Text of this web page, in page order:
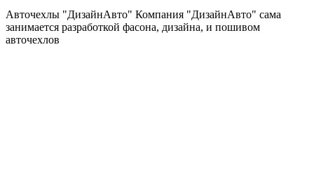
Авточехлы "ДизайнАвто" Компания "ДизайнАвто" сама
занимается разработкой фасона, дизайна, и пошивом
авточехлов